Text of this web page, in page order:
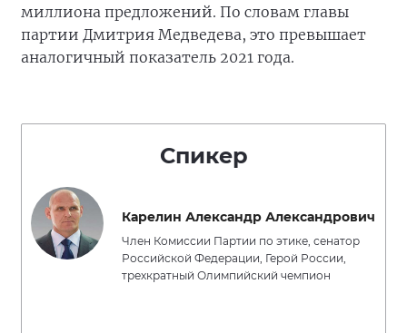
миллиона предложений. По словам главы
партии Дмитрия Медведева, это превышает
аналогичный показатель 2021 года.
Спикер
Карелин Александр Александрович
Член Комиссии Партии по этике, сенатор
Российской Федерации, Герой России,
трехкратный Олимпийский чемпион